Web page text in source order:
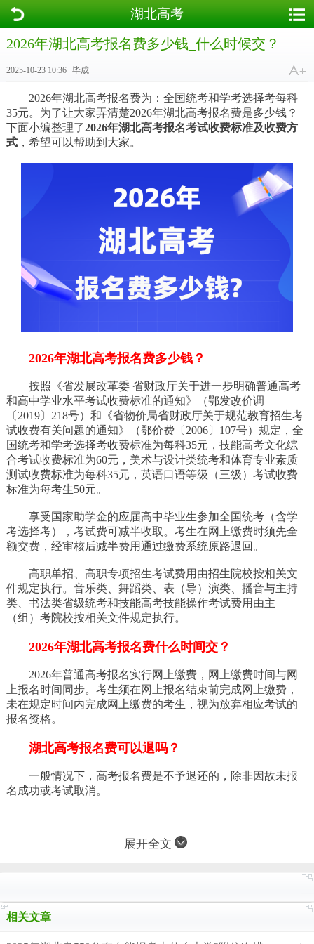
湖北高考
2026年湖北高考报名费多少钱_什么时候交？
2025-10-23 10:36 毕成
2026年湖北高考报名费为：全国统考和学考选择考每科
35元。为了让大家弄清楚2026年湖北高考报名费是多少钱？
下面小编整理了2026年湖北高考报名考试收费标准及收费方
式，希望可以帮助到大家。
2026年湖北高考报名费多少钱？
按照《省发展改革委 省财政厅关于进一步明确普通高考
和高中学业水平考试收费标准的通知》（鄂发改价调
〔2019〕218号）和《省物价局省财政厅关于规范教育招生考
试收费有关问题的通知》（鄂价费〔2006〕107号）规定，全
国统考和学考选择考收费标准为每科35元，技能高考文化综
合考试收费标准为60元，美术与设计类统考和体育专业素质
测试收费标准为每科35元，英语口语等级（三级）考试收费
标准为每考生50元。
享受国家助学金的应届高中毕业生参加全国统考（含学
考选择考），考试费可减半收取。考生在网上缴费时须先全
额交费，经审核后减半费用通过缴费系统原路退回。
高职单招、高职专项招生考试费用由招生院校按相关文
件规定执行。音乐类、舞蹈类、表（导）演类、播音与主持
类、书法类省级统考和技能高考技能操作考试费用由主
（组）考院校按相关文件规定执行。
2026年湖北高考报名费什么时间交？
2026年普通高考报名实行网上缴费，网上缴费时间与网
上报名时间同步。考生须在网上报名结束前完成网上缴费，
未在规定时间内完成网上缴费的考生，视为放弃相应考试的
报名资格。
湖北高考报名费可以退吗？
一般情况下，高考报名费是不予退还的，除非因故未报
名成功或考试取消。
展开全文
相关文章